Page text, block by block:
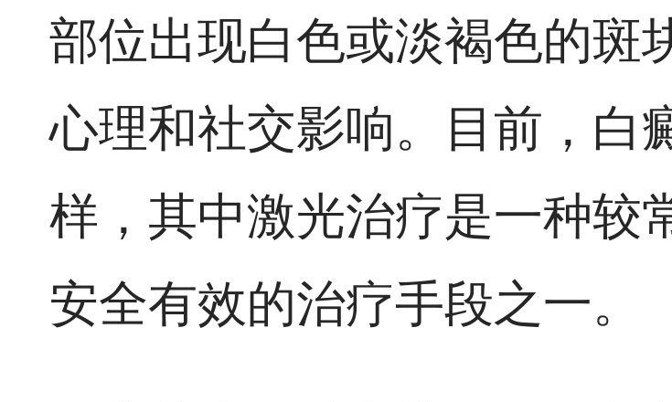
部位出现白色或淡褐色的斑
心理和社交影响。目前，白
样，其中激光治疗是一种较
安全有效的治疗手段之一。